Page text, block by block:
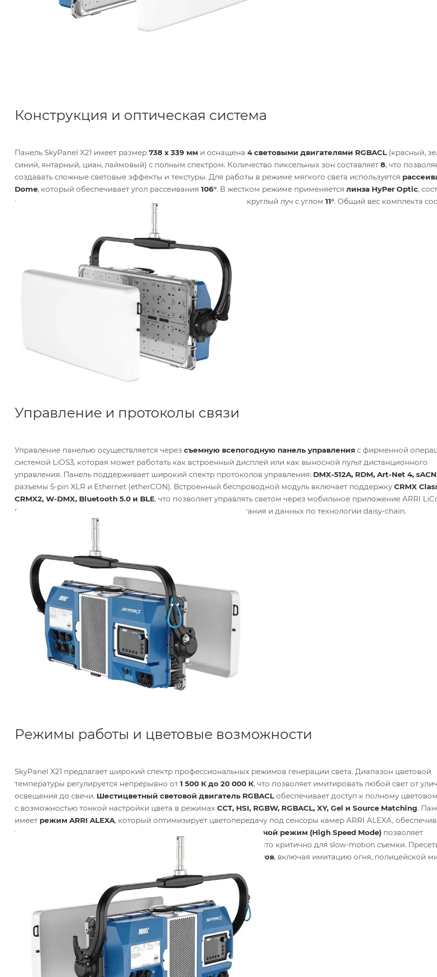
Конструкция и оптическая система
Панель SkyPanel X21 имеет размер 738 x 339 мм и оснащена 4 световыми двигателями RGBACL (красный,
синий, янтарный, циан, лаймовый) с полным спектром. Количество пиксельных зон составляет 8, что
создавать сложные световые эффекты и текстуры. Для работы в режиме мягкого света используется
Dome, который обеспечивает угол рассеивания 106°. В жестком режиме применяется линза HyPer Optic,
из
, коллимированных в единый округлый луч с углом 11°. Общий вес комплекта
Управление и протоколы связи
Управление панелью осуществляется через съемную всепогодную панель управления с фирменной
системой LiOS3, которая может работать как встроенный дисплей или как выносной пульт дистанционного
управления. Панель поддерживает широкий спектр протоколов управления: DMX-512A, RDM, Art-Net 4, sACN
разъемы 5-pin XLR и Ethernet (etherCON). Встроенный беспроводной модуль включает поддержку CRMX
CRMX2, W-DMX, Bluetooth 5.0 и BLE, что позволяет управлять светом через мобильное приложение ARRI
Система поддерживает последовательное подключение питания и данных по технологии daisy-chain.
Режимы работы и цветовые возможности
SkyPanel X21 предлагает широкий спектр профессиональных режимов генерации света. Диапазон цветовой
температуры регулируется непрерывно от 1 500 К до 20 000 К, что позволяет имитировать любой свет от
освещения до свечи. Шестицветный световой двигатель RGBACL обеспечивает доступ к полному
с возможностью тонкой настройки цвета в режимах CCT, HSI, RGBW, RGBACL, XY, Gel и Source Matching.
имеет режим ARRI ALEXA, который оптимизирует цветопередачу под сенсоры камер ARRI ALEXA,
идеальное согласование освещения с камерой.
Высокоскоростной режим (High Speed Mode) позволяет
использовать панель на высокой частоте кадров без мерцания, что критично для slow-motion съемки.
15 пиксельных макросов и 15 динамических эффектов, включая имитацию огня, полицейской